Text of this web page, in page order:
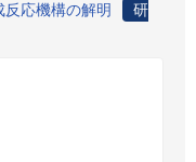
応機構の解明
研